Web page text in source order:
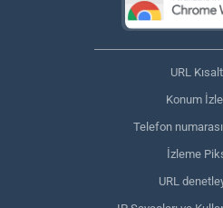
URL
Konum
Telefon
İzleme
URL